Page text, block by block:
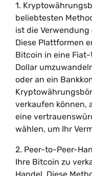
1.
beliebtesten
ist die
Diese Plattformen
Bitcoin in eine
Dollar
oder an ein
verkaufen können,
eine
wählen, um Ihr
2. Peer-to-Peer-
Ihre Bitcoin zu